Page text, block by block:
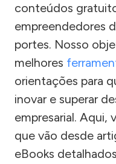
conteúdos
empreendedores
portes. Nosso
melhores
orientações para
inovar e superar
empresarial. Aqui,
que vão desde
eBooks